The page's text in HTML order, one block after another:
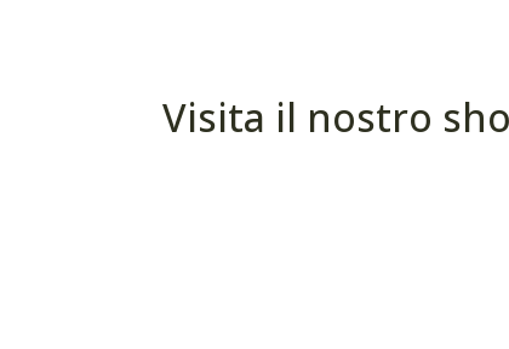
Visita il nostro